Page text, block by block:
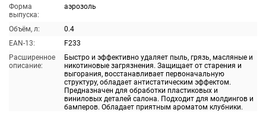
Форма
выпуска:
аэрозоль
Объём, л:
0.4
EAN-13:
F233
Расширенное
описание:
Быстро и эффективно удаляет пыль, грязь, масляные и
никотиновые загрязнения. Защищает от старения и
выгорания, восстанавливает первоначальную
структуру, обладает антистатическим эффектом.
Предназначен для обработки пластиковых и
виниловых деталей салона. Подходит для молдингов и
бамперов. Обладает приятным ароматом клубники.